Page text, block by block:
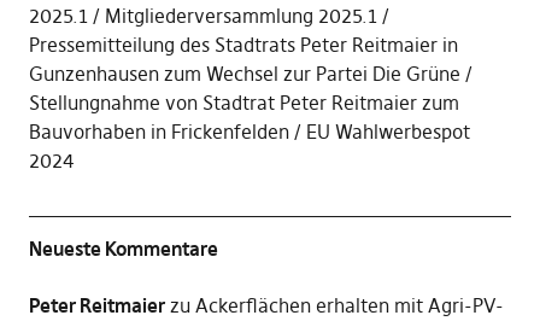
2025.1
Mitgliederversammlung 2025.1
Pressemitteilung des Stadtrats Peter Reitmaier in
Gunzenhausen zum Wechsel zur Partei Die Grüne
Stellungnahme von Stadtrat Peter Reitmaier zum
Bauvorhaben in Frickenfelden
EU Wahlwerbespot
2024
Neueste Kommentare
Peter Reitmaierzu Ackerflächen erhalten mit Agri-PV-